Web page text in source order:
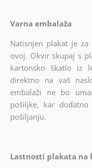
Varna embalaža
Natisnjen plakat je
ovoj. Okvir skupaj s
kartonsko škatlo iz
direktno na vaš
embalaži ne bo
pošiljke, kar
pošiljanju.
Lastnosti plakata na